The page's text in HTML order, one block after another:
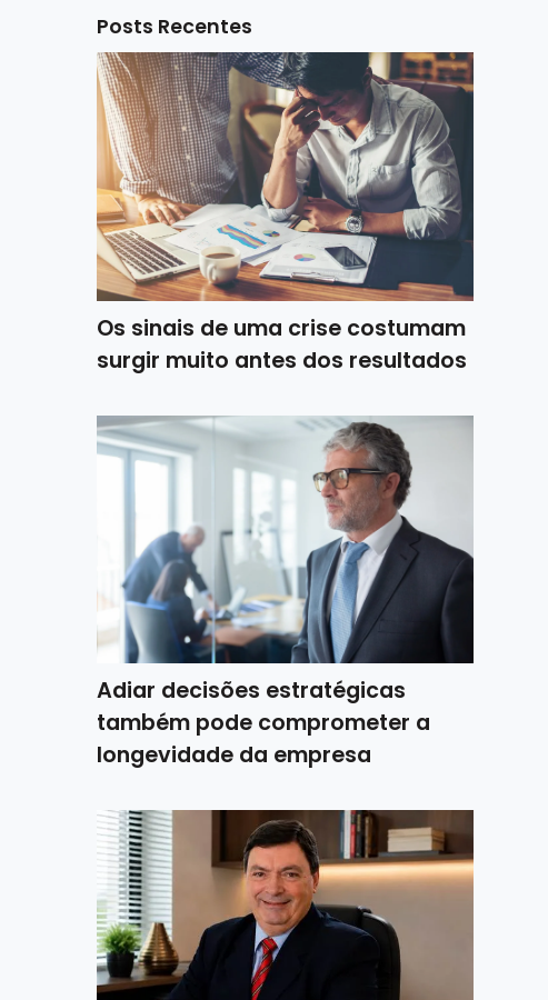
Posts Recentes
Os sinais de uma crise costumam
surgir muito antes dos resultados
Adiar decisões estratégicas
também pode comprometer a
longevidade da empresa